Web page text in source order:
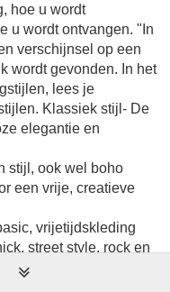
hoe u wordt
u wordt ontvangen. "In
verschijnsel op een
wordt gevonden. In het
lees je
Klassiek stijl- De
elegantie en
stijl, ook wel boho
een vrije, creatieve
vrijetijdskleding
street style, rock en
edgy